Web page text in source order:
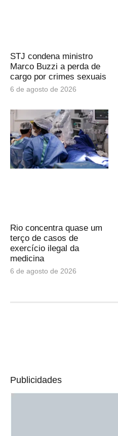
STJ condena ministro
Marco Buzzi a perda de
cargo por crimes sexuais
6 de agosto de 2026
Rio concentra quase um
terço de casos de
exercício ilegal da
medicina
6 de agosto de 2026
Publicidades